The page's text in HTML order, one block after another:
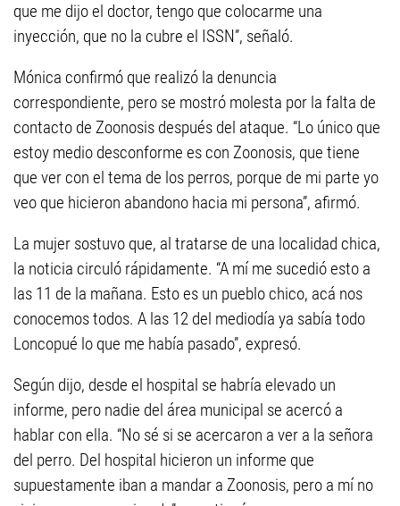
que me dijo el doctor, tengo que colocarme una
inyección, que no la cubre el ISSN”, señaló.
Mónica confirmó que realizó la denuncia
correspondiente, pero se mostró molesta por la falta de
contacto de Zoonosis después del ataque. “Lo único que
estoy medio desconforme es con Zoonosis, que tiene
que ver con el tema de los perros, porque de mi parte yo
veo que hicieron abandono hacia mi persona”, afirmó.
La mujer sostuvo que, al tratarse de una localidad chica,
la noticia circuló rápidamente. “A mí me sucedió esto a
las 11 de la mañana. Esto es un pueblo chico, acá nos
conocemos todos. A las 12 del mediodía ya sabía todo
Loncopué lo que me había pasado”, expresó.
Según dijo, desde el hospital se habría elevado un
informe, pero nadie del área municipal se acercó a
hablar con ella. “No sé si se acercaron a ver a la señora
del perro. Del hospital hicieron un informe que
supuestamente iban a mandar a Zoonosis, pero a mí no